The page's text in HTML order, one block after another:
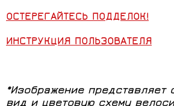
ОСТЕРЕГАЙТЕСЬ ПОДДЕЛОК!
ИНСТРУКЦИЯ ПОЛЬЗОВАТЕЛЯ
*Изображение представляет